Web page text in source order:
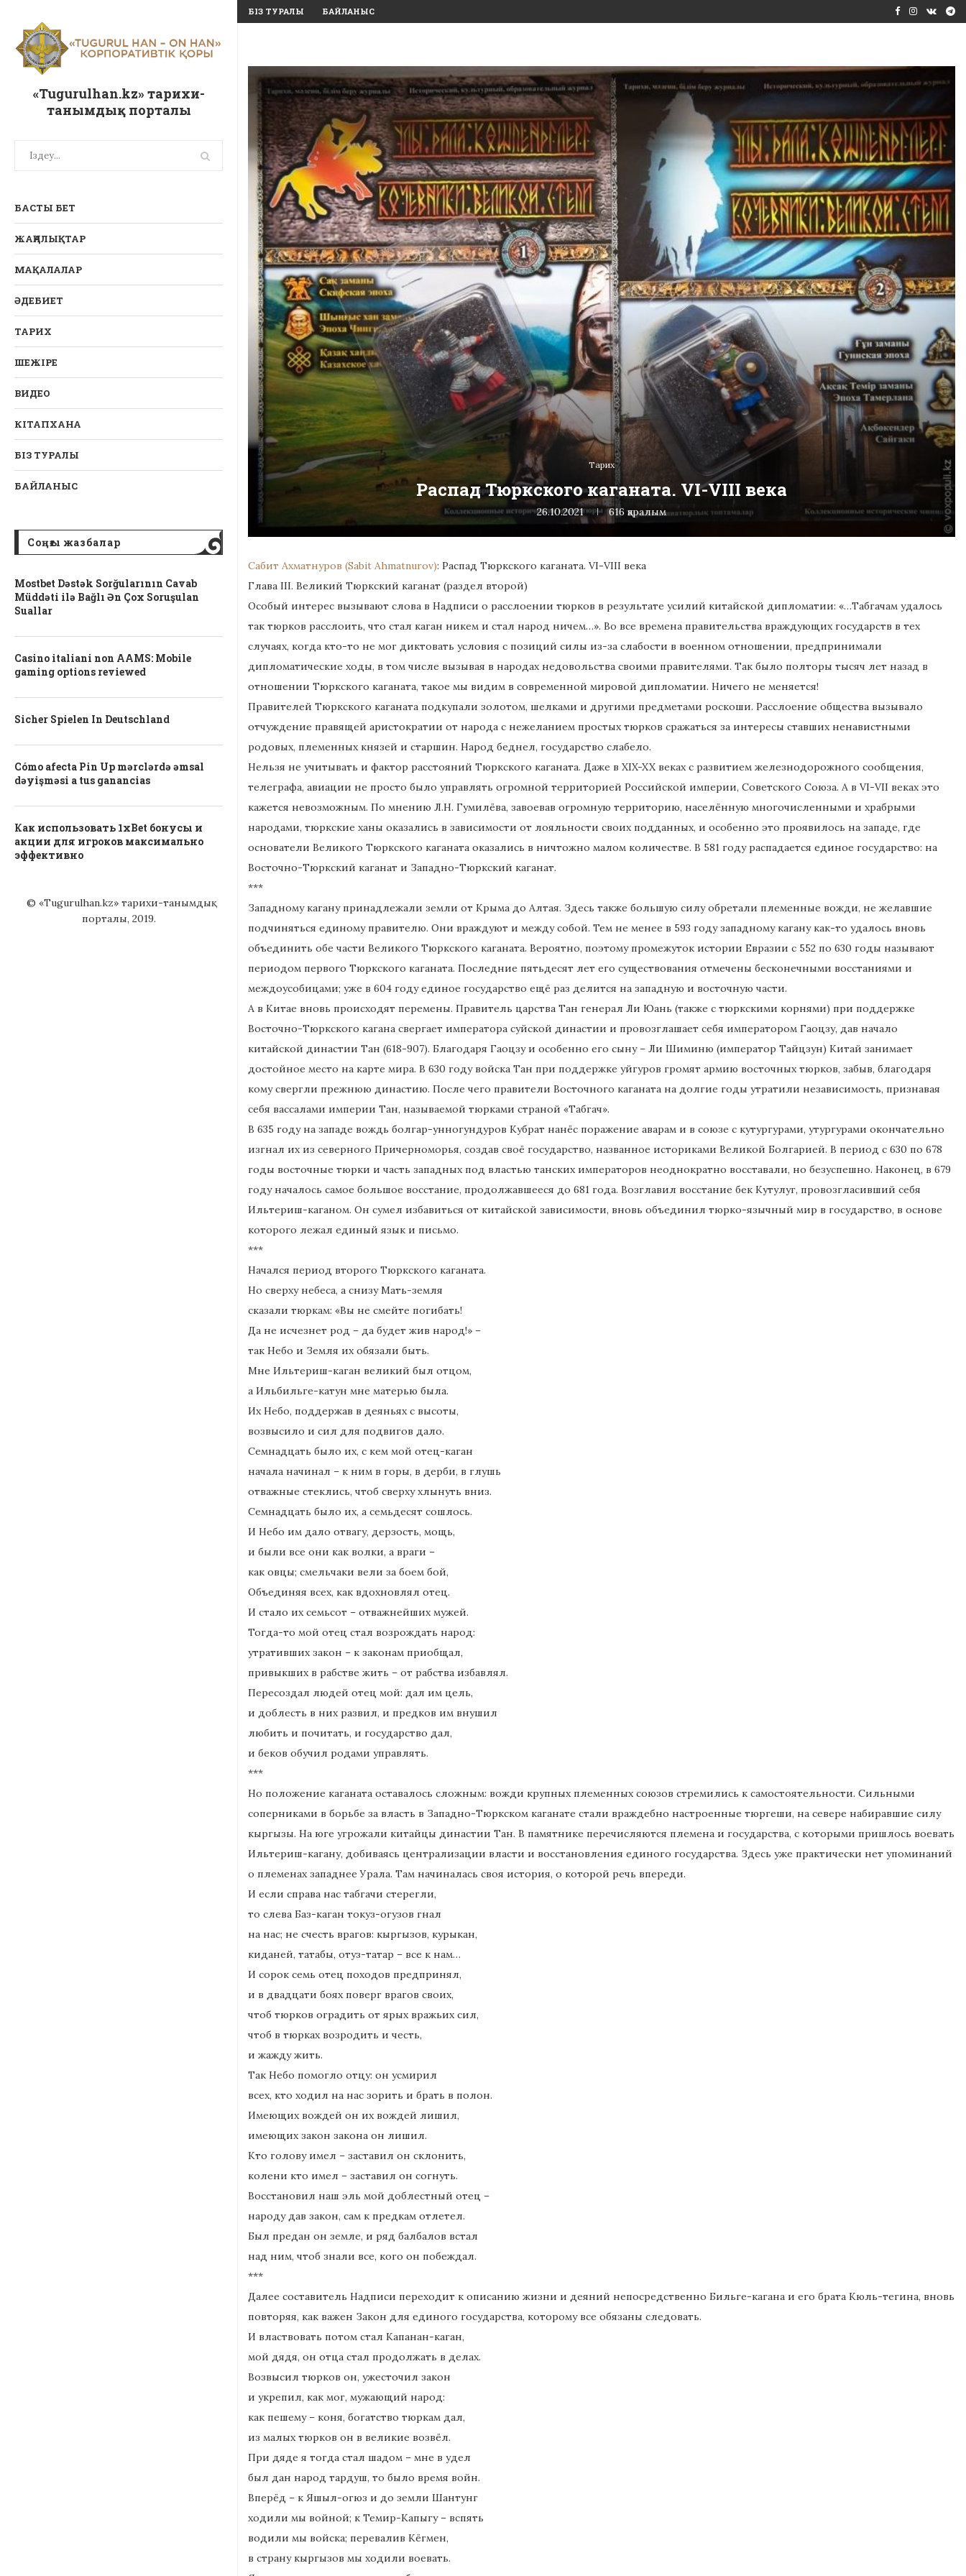
«Tugurulhan.kz» тарихи-
танымдық порталы
БАСТЫ БЕТ
ЖАҢАЛЫҚТАР
МАҚАЛАЛАР
ӘДЕБИЕТ
ТАРИХ
ШЕЖІРЕ
ВИДЕО
КІТАПХАНА
БІЗ ТУРАЛЫ
БАЙЛАНЫС
Соңғы жазбалар
Mostbet Dəstək Sorğularının Cavab
Müddəti ilə Bağlı Ən Çox Soruşulan
Suallar
Casino italiani non AAMS: Mobile
gaming options reviewed
Sicher Spielen In Deutschland
Cómo afecta Pin Up mərclərdə əmsal
dəyişməsi a tus ganancias
Как использовать 1xBet бонусы и
акции для игроков максимально
эффективно
© «Tugurulhan.kz» тарихи-танымдық
порталы, 2019.
БІЗ ТУРАЛЫ БАЙЛАНЫС
Тарих
Распад Тюркского каганата. VI-VIII века
26.10.2021 616қаралым
Сабит Ахматнуров (Sabit Ahmatnurov): Распад Тюркского каганата. VI-VIII века
Глава III. Великий Тюркский каганат (раздел второй)
Особый интерес вызывают слова в Надписи о расслоении тюрков в результате усилий китайской дипломатии: «…Табгачам удалось
так тюрков расслоить, что стал каган никем и стал народ ничем…». Во все времена правительства враждующих государств в тех
случаях, когда кто-то не мог диктовать условия с позиций силы из-за слабости в военном отношении, предпринимали
дипломатические ходы, в том числе вызывая в народах недовольства своими правителями. Так было полторы тысяч лет назад в
отношении Тюркского каганата, такое мы видим в современной мировой дипломатии. Ничего не меняется!
Правителей Тюркского каганата подкупали золотом, шелками и другими предметами роскоши. Расслоение общества вызывало
отчуждение правящей аристократии от народа с нежеланием простых тюрков сражаться за интересы ставших ненавистными
родовых, племенных князей и старшин. Народ беднел, государство слабело.
Нельзя не учитывать и фактор расстояний Тюркского каганата. Даже в XIX-XX веках с развитием железнодорожного сообщения,
телеграфа, авиации не просто было управлять огромной территорией Российской империи, Советского Союза. А в VI-VII веках это
кажется невозможным. По мнению Л.Н. Гумилёва, завоевав огромную территорию, населённую многочисленными и храбрыми
народами, тюркские ханы оказались в зависимости от лояльности своих подданных, и особенно это проявилось на западе, где
основатели Великого Тюркского каганата оказались в ничтожно малом количестве. В 581 году распадается единое государство: на
Восточно-Тюркский каганат и Западно-Тюркский каганат.
***
Западному кагану принадлежали земли от Крыма до Алтая. Здесь также большую силу обретали племенные вожди, не желавшие
подчиняться единому правителю. Они враждуют и между собой. Тем не менее в 593 году западному кагану как-то удалось вновь
объединить обе части Великого Тюркского каганата. Вероятно, поэтому промежуток истории Евразии с 552 по 630 годы называют
периодом первого Тюркского каганата. Последние пятьдесят лет его существования отмечены бесконечными восстаниями и
междоусобицами; уже в 604 году единое государство ещё раз делится на западную и восточную части.
А в Китае вновь происходят перемены. Правитель царства Тан генерал Ли Юань (также с тюркскими корнями) при поддержке
Восточно-Тюркского кагана свергает императора суйской династии и провозглашает себя императором Гаоцзу, дав начало
китайской династии Тан (618-907). Благодаря Гаоцзу и особенно его сыну – Ли Шиминю (император Тайцзун) Китай занимает
достойное место на карте мира. В 630 году войска Тан при поддержке уйгуров громят армию восточных тюрков, забыв, благодаря
кому свергли прежнюю династию. После чего правители Восточного каганата на долгие годы утратили независимость, признавая
себя вассалами империи Тан, называемой тюрками страной «Табгач».
В 635 году на западе вождь болгар-унногундуров Кубрат нанёс поражение аварам и в союзе с кутургурами, утургурами окончательно
изгнал их из северного Причерноморья, создав своё государство, названное историками Великой Болгарией. В период с 630 по 678
годы восточные тюрки и часть западных под властью танских императоров неоднократно восставали, но безуспешно. Наконец, в 679
году началось самое большое восстание, продолжавшееся до 681 года. Возглавил восстание бек Кутулуг, провозгласивший себя
Ильтериш-каганом. Он сумел избавиться от китайской зависимости, вновь объединил тюрко-язычный мир в государство, в основе
которого лежал единый язык и письмо.
***
Начался период второго Тюркского каганата.
Но сверху небеса, а снизу Мать-земля
сказали тюркам: «Вы не смейте погибать!
Да не исчезнет род – да будет жив народ!» –
так Небо и Земля их обязали быть.
Мне Ильтериш-каган великий был отцом,
а Ильбильге-катун мне матерью была.
Их Небо, поддержав в деяньях с высоты,
возвысило и сил для подвигов дало.
Семнадцать было их, с кем мой отец-каган
начала начинал – к ним в горы, в дерби, в глушь
отважные стеклись, чтоб сверху хлынуть вниз.
Семнадцать было их, а семьдесят сошлось.
И Небо им дало отвагу, дерзость, мощь,
и были все они как волки, а враги –
как овцы; смельчаки вели за боем бой,
Объединяя всех, как вдохновлял отец.
И стало их семьсот – отважнейших мужей.
Тогда-то мой отец стал возрождать народ:
утративших закон – к законам приобщал,
привыкших в рабстве жить – от рабства избавлял.
Пересоздал людей отец мой: дал им цель,
и доблесть в них развил, и предков им внушил
любить и почитать, и государство дал,
и беков обучил родами управлять.
***
Но положение каганата оставалось сложным: вожди крупных племенных союзов стремились к самостоятельности. Сильными
соперниками в борьбе за власть в Западно-Тюркском каганате стали враждебно настроенные тюргеши, на севере набиравшие силу
кыргызы. На юге угрожали китайцы династии Тан. В памятнике перечисляются племена и государства, с которыми пришлось воевать
Ильтериш-кагану, добиваясь централизации власти и восстановления единого государства. Здесь уже практически нет упоминаний
о племенах западнее Урала. Там начиналась своя история, о которой речь впереди.
И если справа нас табгачи стерегли,
то слева Баз-каган токуз-огузов гнал
на нас; не счесть врагов: кыргызов, курыкан,
киданей, татабы, отуз-татар – все к нам…
И сорок семь отец походов предпринял,
и в двадцати боях поверг врагов своих,
чтоб тюрков оградить от ярых вражьих сил,
чтоб в тюрках возродить и честь,
и жажду жить.
Так Небо помогло отцу: он усмирил
всех, кто ходил на нас зорить и брать в полон.
Имеющих вождей он их вождей лишил,
имеющих закон закона он лишил.
Кто голову имел – заставил он склонить,
колени кто имел – заставил он согнуть.
Восстановил наш эль мой доблестный отец –
народу дав закон, сам к предкам отлетел.
Был предан он земле, и ряд балбалов встал
над ним, чтоб знали все, кого он побеждал.
***
Далее составитель Надписи переходит к описанию жизни и деяний непосредственно Бильге-кагана и его брата Кюль-тегина, вновь
повторяя, как важен Закон для единого государства, которому все обязаны следовать.
И властвовать потом стал Капанан-каган,
мой дядя, он отца стал продолжать в делах.
Возвысил тюрков он, ужесточил закон
и укрепил, как мог, мужающий народ:
как пешему – коня, богатство тюркам дал,
из малых тюрков он в великие возвёл.
При дяде я тогда стал шадом – мне в удел
был дан народ тардуш, то было время войн.
Вперёд – к Яшыл-огюз и до земли Шантунг
ходили мы войной; к Темир-Капыгу – вспять
водили мы войска; перевалив Кёгмен,
в страну кыргызов мы ходили воевать.